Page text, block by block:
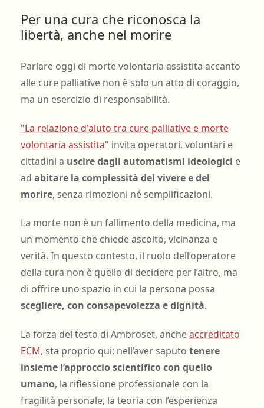
Per una cura che riconosca la
libertà, anche nel morire
Parlare oggi di morte volontaria assistita accanto
alle cure palliative non è solo un atto di coraggio,
ma un esercizio di responsabilità.
"La relazione d'aiuto tra cure palliative e morte
volontaria assistita" invita operatori, volontari e
cittadini a uscire dagli automatismi ideologici e
ad abitare la complessità del vivere e del
morire, senza rimozioni né semplificazioni.
La morte non è un fallimento della medicina, ma
un momento che chiede ascolto, vicinanza e
verità. In questo contesto, il ruolo dell’operatore
della cura non è quello di decidere per l’altro, ma
di offrire uno spazio in cui la persona possa
scegliere, con consapevolezza e dignità.
La forza del testo di Ambroset, ancheaccreditato
ECM, sta proprio qui: nell’aver saputo tenere
insieme l’approccio scientifico con quello
umano, la riflessione professionale con la
fragilità personale, la teoria con l’esperienza